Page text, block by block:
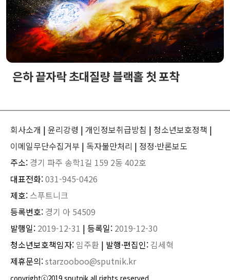
은하 끝자락 초대질량 블랙홀 첫 포착
회사소개 | 윤리강령 | 개인정보취급방침 | 청소년보호정책 |
이메일무단수집거부 | 독자불만처리 | 정정·반론보도
주소: 경기 파주 송학1길 159 2동 402호
대표전화:031-945-0426
제호: 스푸트니크
등록번호: 경기 아 54509
발행일: 2019-12-31 | 등록일: 2019-12-30
청소년보호책임자: 임주환 | 발행·편집인: 김세혁
제휴문의:starzooboo@sputnik.kr